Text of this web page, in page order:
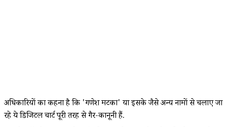
अधिकारियों का कहना है कि 'गणेश मटका' या इसके जैसे अन्य नामों से चलाए जा
रहे ये डिजिटल चार्ट पूरी तरह से गैर-कानूनी हैं.